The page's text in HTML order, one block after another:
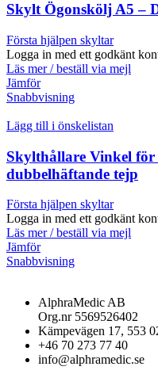
Skylt Ögonskölj A5 –
Första hjälpen skyltar
Logga in med ett godkänt
Läs mer / beställ via mejl
Jämför
Snabbvisning
Lägg till i önskelistan
Skylthållare Vinkel
dubbelhäftande tejp
Första hjälpen skyltar
Logga in med ett godkänt
Läs mer / beställ via mejl
Jämför
Snabbvisning
AlphraMedic AB
Org.nr 5569526402
Kämpevägen 17, 553
+46 70 273 77 40
info@alphramedic.se